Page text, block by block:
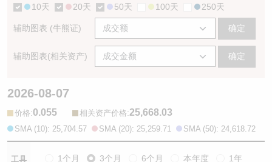
10天 20天 50天 100天 250天
辅助图表 (牛熊证) 确定
辅助图表(相关资产) 确定
2026-08-07
价格:0.055 相关资产价格:25,668.03
SMA (10): 25,704.57 SMA (20): 25,259.71 SMA (50): 24,618.72
工具 1个月 3个月 6个月 本年度 1年